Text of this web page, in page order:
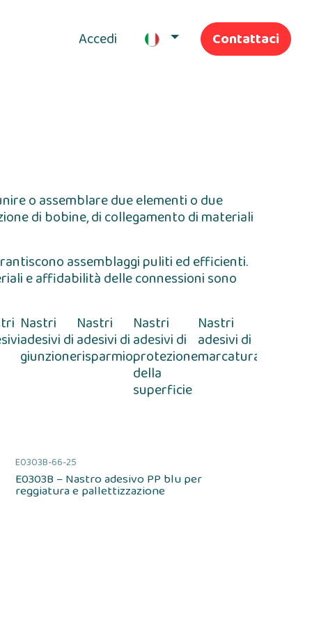
Accedi Contattaci
o assemblare due elementi o due
di bobine, di collegamento di materiali
assemblaggi puliti ed efficienti.
e affidabilità delle connessioni sono
Nastri
adesivi di
giunzione
Nastri
adesivi di
risparmio
Nastri
adesivi di
protezione
della
superficie
Nastri
adesivi di
marcatura
E0303B-66-25
E0303B – Nastro adesivo PP blu per
reggiatura e pallettizzazione